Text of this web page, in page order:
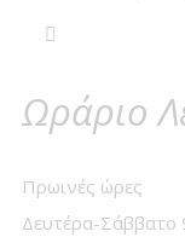
Ωράριο
Πρωινές ώρες
Δευτέρα-Σάββατο